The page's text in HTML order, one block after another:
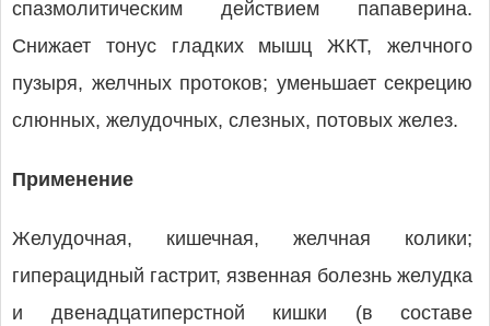
спазмолитическим действием папаверина.
Снижает тонус гладких мышц ЖКТ, желчного
пузыря, желчных протоков; уменьшает секрецию
слюнных, желудочных, слезных, потовых желез.
Применение
Желудочная, кишечная, желчная колики;
гиперацидный гастрит, язвенная болезнь желудка
и двенадцатиперстной кишки (в составе